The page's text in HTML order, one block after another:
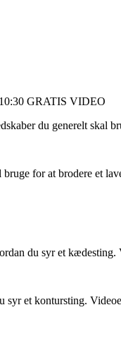
10:30 GRATIS VIDEO
du generelt skal
for at brodere et
du syr et
syr et kontursting.